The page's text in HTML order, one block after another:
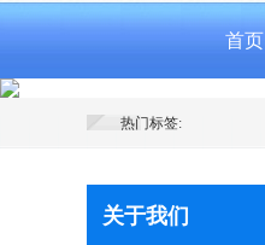
首页
热门标签:
关于我们